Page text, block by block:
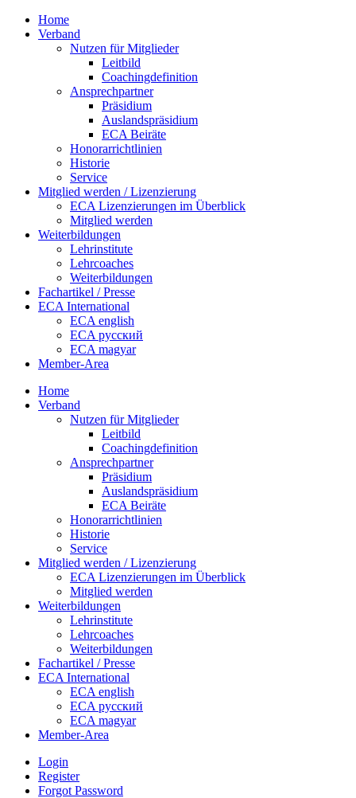
Home
Verband
Nutzen für Mitglieder
Leitbild
Coachingdefinition
Ansprechpartner
Präsidium
Auslandspräsidium
ECA Beiräte
Honorarrichtlinien
Historie
Service
Mitglied werden / Lizenzierung
ECA Lizenzierungen im Überblick
Mitglied werden
Weiterbildungen
Lehrinstitute
Lehrcoaches
Weiterbildungen
Fachartikel / Presse
ECA International
ECA english
ECA русский
ECA magyar
Member-Area
Home
Verband
Nutzen für Mitglieder
Leitbild
Coachingdefinition
Ansprechpartner
Präsidium
Auslandspräsidium
ECA Beiräte
Honorarrichtlinien
Historie
Service
Mitglied werden / Lizenzierung
ECA Lizenzierungen im Überblick
Mitglied werden
Weiterbildungen
Lehrinstitute
Lehrcoaches
Weiterbildungen
Fachartikel / Presse
ECA International
ECA english
ECA русский
ECA magyar
Member-Area
Login
Register
Forgot Password